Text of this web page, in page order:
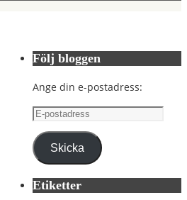
Följ bloggen
Ange din e-postadress:
E-
postadress
Skicka
Etiketter